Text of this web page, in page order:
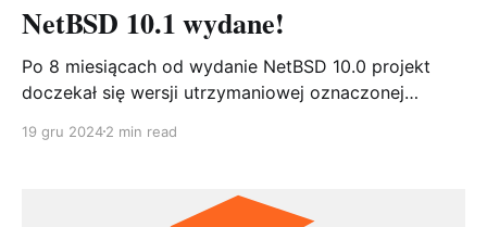
NetBSD 10.1 wydane!
Po 8 miesiącach od wydanie NetBSD 10.0 projekt
doczekał się wersji utrzymaniowej oznaczonej
zasługują poprawki związane z bezpieczeństwem: *
19 gru 20242 min read